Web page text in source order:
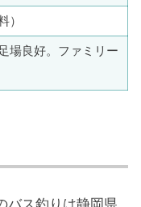
）
場良好。ファミリー